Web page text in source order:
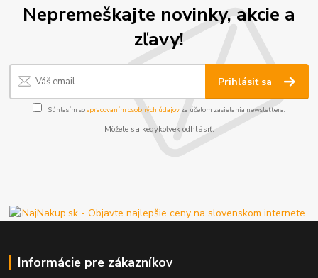
Nepremeškajte novinky, akcie a
zľavy!
Prihlásiť sa
Súhlasím sospracovaním osobných údajov za účelom zasielania newslettera.
Môžete sa kedykoľvek odhlásiť.
Informácie pre zákazníkov